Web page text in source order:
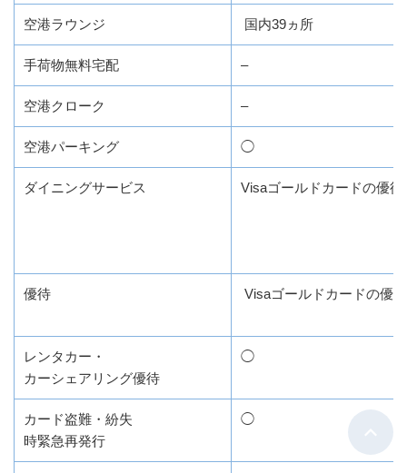
空港ラウンジ 国内39ヵ所
手荷物無料宅配 –
空港クローク –
空港パーキング ◯
ダイニングサービス Visaゴールドカードの優待
優待 Visaゴールドカードの優待
レンタカー・
カーシェアリング優待
◯
カード盗難・紛失
時緊急再発行
◯